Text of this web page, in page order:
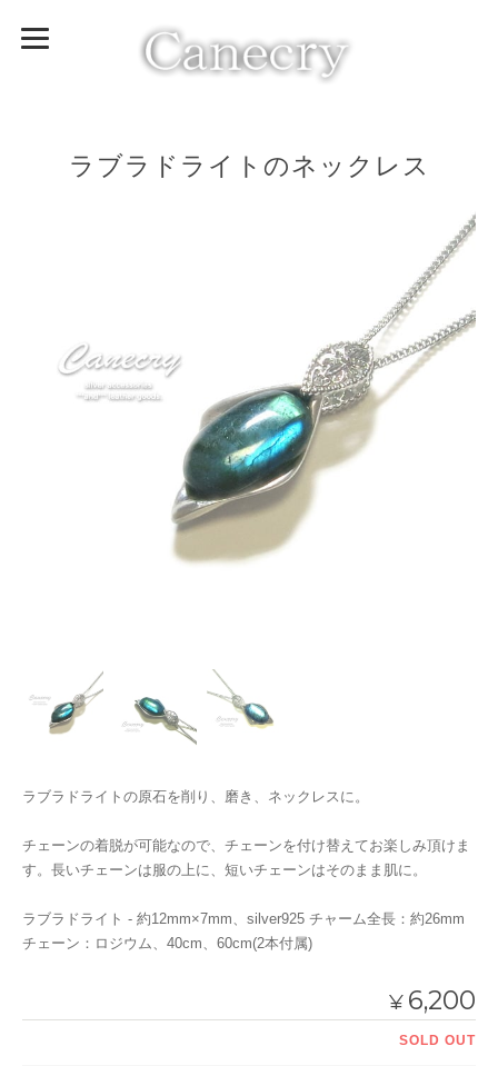
ラブラドライトのネックレス
ラブラドライトの原石を削り、磨き、ネックレスに。
チェーンの着脱が可能なので、チェーンを付け替えてお楽しみ頂けま
す。長いチェーンは服の上に、短いチェーンはそのまま肌に。
ラブラドライト - 約12mm×7mm、silver925 チャーム全長：約26mm
チェーン：ロジウム、40cm、60cm(2本付属)
¥ 6,200
SOLD OUT